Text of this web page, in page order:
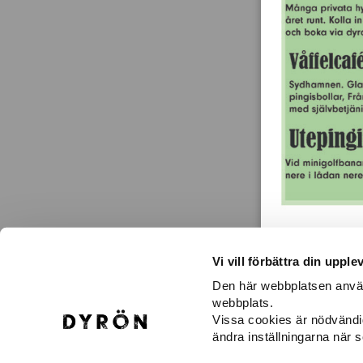
Vi vill förbättra din
Den här webbplatsen
webbplats.
Vissa cookies är
ändra inställningarna när
KONTAKTA OSS
Dyröns Samhällsförening